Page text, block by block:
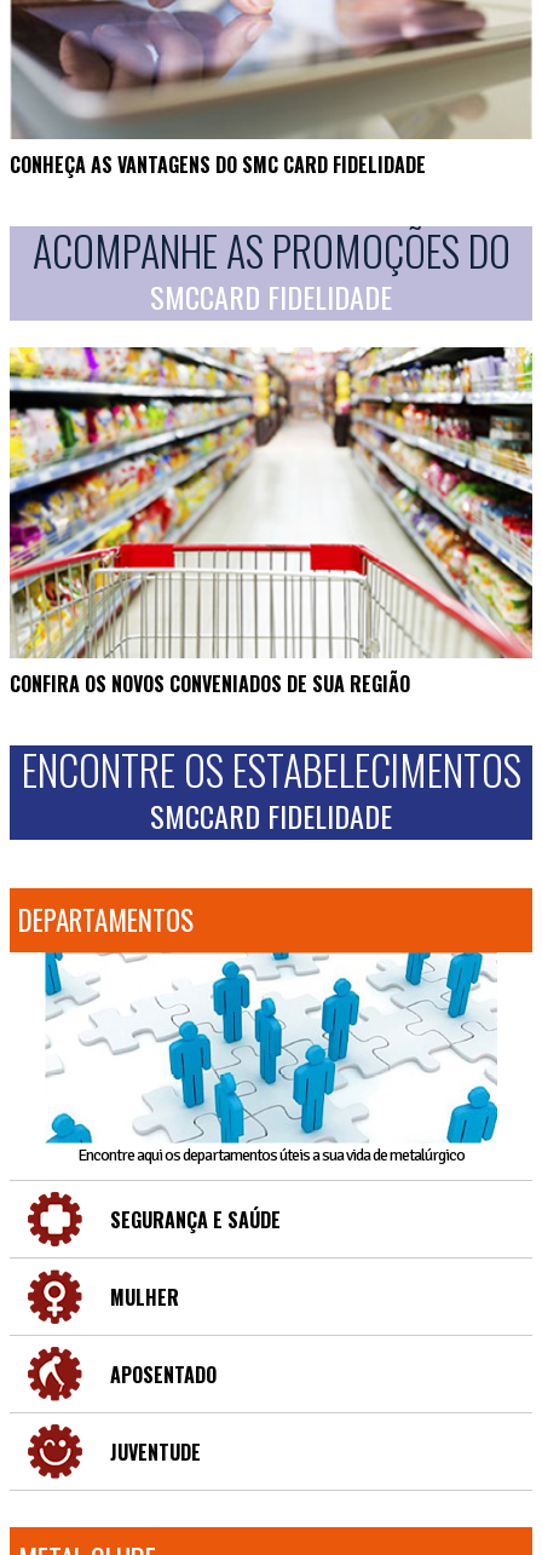
CONHEÇA AS VANTAGENS DO SMC CARD FIDELIDADE
ACOMPANHE AS PROMOÇÕES DO
SMCCARD FIDELIDADE
CONFIRA OS NOVOS CONVENIADOS DE SUA REGIÃO
ENCONTRE OS ESTABELECIMENTOS
SMCCARD FIDELIDADE
DEPARTAMENTOS
Encontre aqui os departamentos úteis a sua vida de metalúrgico
SEGURANÇA E SAÚDE
MULHER
APOSENTADO
JUVENTUDE